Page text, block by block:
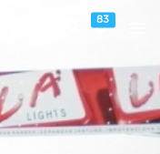
83